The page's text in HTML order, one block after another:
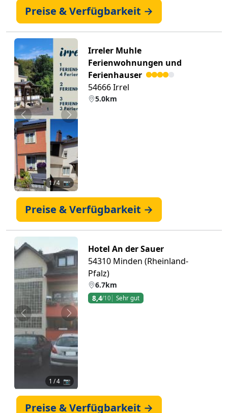
Preise & Verfügbarkeit →
Zurück Weiter
1/ 4 📷
Irreler Muhle
Ferienwohnungen und
Ferienhauser
54666 Irrel
5.0km
Preise & Verfügbarkeit →
Zurück Weiter
1 / 4 📷
Hotel An der Sauer
54310 Minden (Rheinland-
Pfalz)
6.7km
8,4/10 Sehr gut
Preise & Verfügbarkeit →